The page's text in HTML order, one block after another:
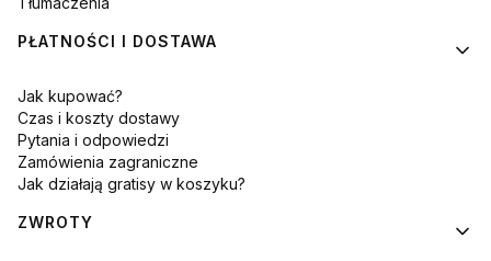
PŁATNOŚCI I DOSTAWA
Jak kupować?
Czas i koszty dostawy
Pytania i odpowiedzi
Zamówienia zagraniczne
Jak działają gratisy w koszyku?
ZWROTY